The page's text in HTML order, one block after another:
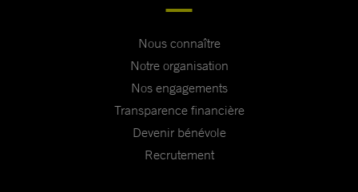
Nous connaître
Notre organisation
Nos engagements
Transparence financière
Devenir bénévole
Recrutement